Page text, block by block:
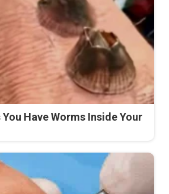
Have Worms Inside Your